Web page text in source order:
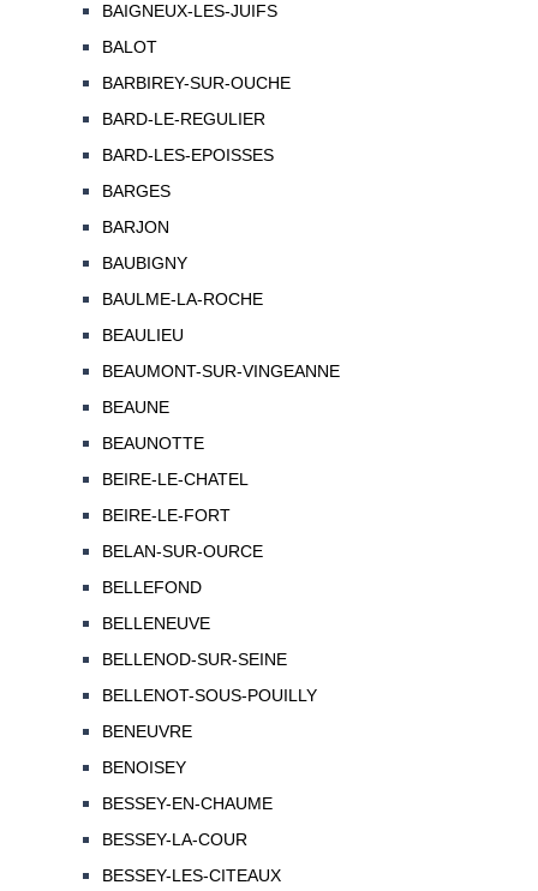
BAIGNEUX-LES-JUIFS
BALOT
BARBIREY-SUR-OUCHE
BARD-LE-REGULIER
BARD-LES-EPOISSES
BARGES
BARJON
BAUBIGNY
BAULME-LA-ROCHE
BEAULIEU
BEAUMONT-SUR-VINGEANNE
BEAUNE
BEAUNOTTE
BEIRE-LE-CHATEL
BEIRE-LE-FORT
BELAN-SUR-OURCE
BELLEFOND
BELLENEUVE
BELLENOD-SUR-SEINE
BELLENOT-SOUS-POUILLY
BENEUVRE
BENOISEY
BESSEY-EN-CHAUME
BESSEY-LA-COUR
BESSEY-LES-CITEAUX